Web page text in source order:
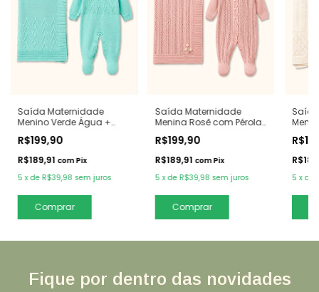
Saída Maternidade
Menino Verde Água +
R$199,90
R$189,91 comPix
5 xde R$39,98 sem juros
Comprar
Saída Maternidade
Menina Rosê com Pérolas
R$199,90
R$189,91 comPix
5 xde R$39,98 sem juros
Comprar
5 x de
Fique por dentro das novidades